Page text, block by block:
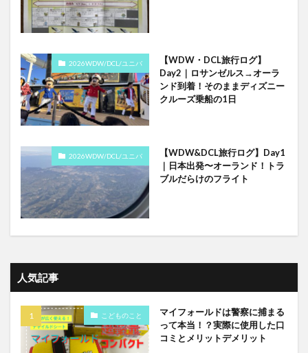
2026WDW/DCL/ユニバ
【WDW・DCL旅行ログ】
Day2｜ロサンゼルス→オーラ
ンド到着！そのままディズニー
クルーズ乗船の1日
2026WDW/DCL/ユニバ
【WDW&DCL旅行ログ】Day1
｜日本出発〜オーランド！トラ
ブルだらけのフライト
人気記事
こどものこと
マイフォールドは警察に捕まる
って本当！？実際に使用した口
コミとメリットデメリット